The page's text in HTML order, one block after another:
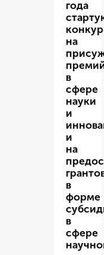
года
на
в
сфере
науки
и
и
на
в
форме
в
сфере